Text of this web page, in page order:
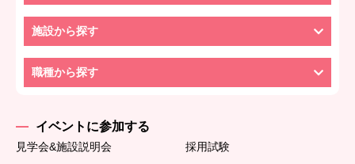
施設から探す
職種から探す
イベントに参加する
見学会&施設説明会
採用試験